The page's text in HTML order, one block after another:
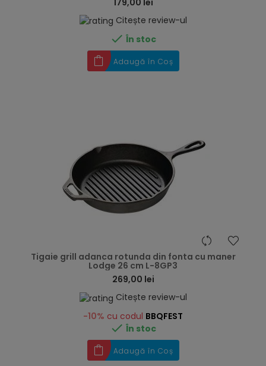
179,00 lei
Citește review-ul
 În stoc
Adaugă în Coș
Tigaie grill adanca rotunda din fonta cu maner
Lodge 26 cm L-8GP3
269,00 lei
Citește review-ul
-10% cu codul BBQFEST
 În stoc
Adaugă în Coș